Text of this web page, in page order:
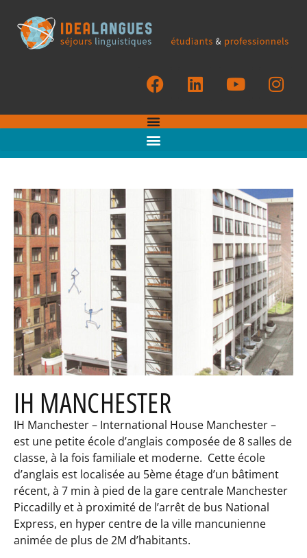
IH MANCHESTER
IH Manchester – International House Manchester –
est une petite école d’anglais composée de 8 salles de
classe, à la fois familiale et moderne. Cette école
d’anglais est localisée au 5ème étage d’un bâtiment
récent, à 7 min à pied de la gare centrale Manchester
Piccadilly et à proximité de l’arrêt de bus National
Express, en hyper centre de la ville mancunienne
animée de plus de 2M d’habitants.